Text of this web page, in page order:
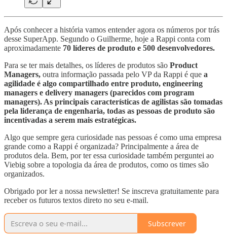
Após conhecer a história vamos entender agora os números por trás
desse SuperApp. Segundo o Guilherme, hoje a Rappi conta com
aproximadamente 70 líderes de produto e 500 desenvolvedores.
Para se ter mais detalhes, os líderes de produtos são Product
Managers, outra informação passada pelo VP da Rappi é que a
agilidade é algo compartilhado entre produto, engineering
managers e delivery managers (parecidos com program
managers). As principais características de agilistas são tomadas
pela liderança de engenharia, todas as pessoas de produto são
incentivadas a serem mais estratégicas.
Algo que sempre gera curiosidade nas pessoas é como uma empresa
grande como a Rappi é organizada? Principalmente a área de
produtos dela. Bem, por ter essa curiosidade também perguntei ao
Viebig sobre a topologia da área de produtos, como os times são
organizados.
Obrigado por ler a nossa newsletter! Se inscreva gratuitamente para
receber os futuros textos direto no seu e-mail.
Subscrever